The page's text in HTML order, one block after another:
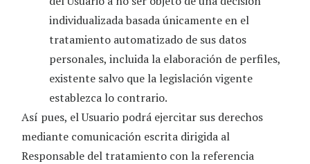
individualizada basada únicamente en el
tratamiento automatizado de sus datos
personales, incluida la elaboración de perfiles,
existente salvo que la legislación vigente
establezca lo contrario.
Así pues, el Usuario podrá ejercitar sus derechos
mediante comunicación escrita dirigida al
Responsable del tratamiento con la referencia